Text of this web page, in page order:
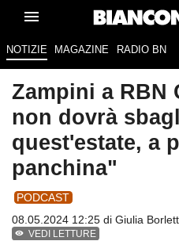
NOTIZIE MAGAZINE RADIO BN
Zampini a RBN
non dovrà
quest'estate, a
panchina"
PODCAST
08.05.2024 12:25 di Giulia
VEDI LETTURE